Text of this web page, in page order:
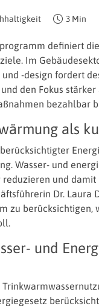
3 Min
definiert
Im
-design fordert
den Fokus
bezahlbar
als
Wasser- und
und
Dr.
zu berücksichtigen,
und